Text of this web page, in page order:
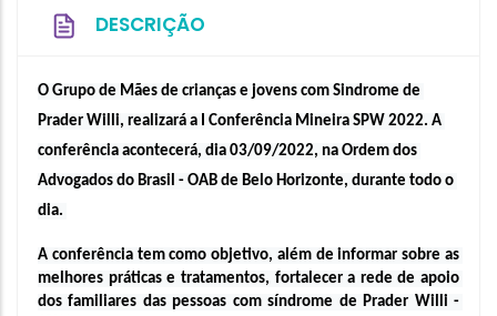
DESCRIÇÃO
O Grupo de Mães de crianças e jovens com Sindrome de
Prader Willi, realizará a I Conferência Mineira SPW 2022. A
conferência acontecerá, dia 03/09/2022, na Ordem dos
Advogados do Brasil - OAB de Belo Horizonte, durante todo o
dia.
A conferência tem como objetivo, além de informar sobre as
melhores práticas e tratamentos, fortalecer a rede de apoio
dos familiares das pessoas com síndrome de Prader Willi -